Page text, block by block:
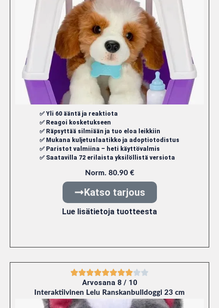
✅ Yli 60 ääntä ja reaktiota
✅ Reagoi kosketukseen
✅ Räpsyttää silmiään ja tuo eloa leikkiin
✅ Mukana kuljetuslaatikko ja adoptiotodistus
✅ Paristot valmiina – heti käyttövalmis
✅ Saatavilla 72 erilaista yksilöllistä versiota
Norm. 80.90 €
Katso tarjous
Lue lisätietoja tuotteesta
Arvosana 8 / 10
Interaktiivinen Lelu Ranskanbulldoggi 23 cm